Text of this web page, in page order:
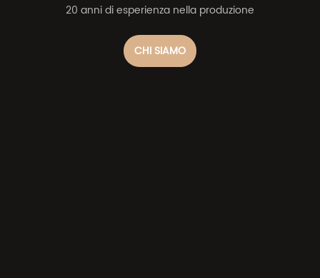
20 anni di esperienza nella produzione
CHI SIAMO